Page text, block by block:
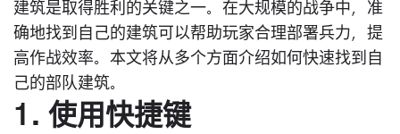
建筑是取得胜利的关键之一。在大规模的战争中，准
确地找到自己的建筑可以帮助玩家合理部署兵力，提
高作战效率。本文将从多个方面介绍如何快速找到自
己的部队建筑。
1. 使用快捷键